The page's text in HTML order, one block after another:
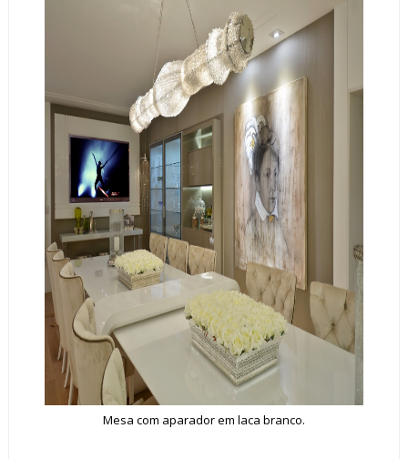
Mesa com aparador em laca branco.